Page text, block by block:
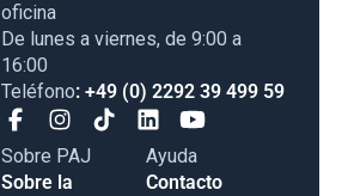
oficina
De lunes a viernes, de 9:00 a
16:00
Teléfono: +49 (0) 2292 39 499 59
Sobre PAJ
Sobre la
Ayuda
Contacto